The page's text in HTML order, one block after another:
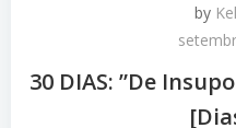
by
30 DIAS: ”De